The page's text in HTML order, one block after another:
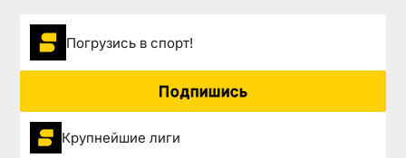
Погрузиcь в спорт!
Подпишись
Крупнейшие лиги